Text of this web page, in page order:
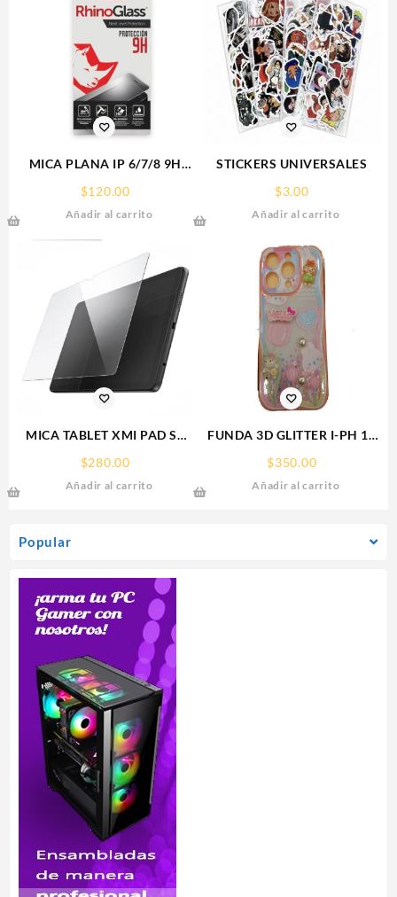
Popular
MICA PLANA IP 6/7/8 9H
$120.00
Añadir al carrito
STICKERS UNIVERSALES
$3.00
Añadir al carrito
MICA TABLET XMI PAD SE
11° REDMI SCREEN GLASS
PROTECTOR RHINOGLASS
$280.00
Añadir al carrito
FUNDA 3D GLITTER I-PH 15
IPHONE PROTECTOR
FUNCASE
$350.00
Añadir al carrito